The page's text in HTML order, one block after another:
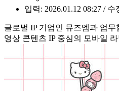
입력: 2026.01.12 08:27 / 수
글로벌 IP 기업인 뮤즈엠과 업무
영상 콘텐츠 IP 중심의 모바일